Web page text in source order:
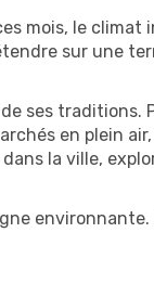
mois, le climat
sur une
ses traditions.
en plein
la ville,